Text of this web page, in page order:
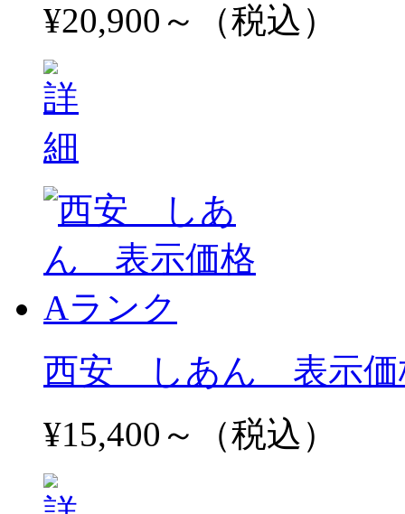
¥20,900～（税込）
西安 しあん 表示価
¥15,400～（税込）